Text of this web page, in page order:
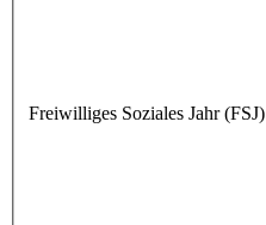
Freiwilliges Soziales Jahr (FSJ)